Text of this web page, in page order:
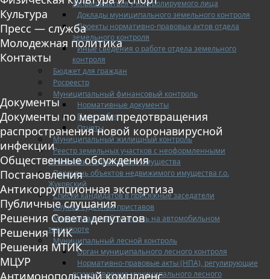
запрашиваться у контролируемого лица
Доклады муниципального земельного контроля
Проекты нормативно-правовых актов отдела
земельного контроля
Иные сведения о работе отдела земельного
контроля
Бюджет для граждан
Росреестр
Муниципальный финансовый контроль
Нормативные документы
План работ
Отчеты
Муниципальный жилищный контроль
Реестр земельных участков с неоформленными
объектами недвижимого имущества
Перечень объектов недвижимого имущества г.о.
Жуковский
Списки кандидатов в присяжные заседатели
Служба судебных приставов
Муниципальный контроль на автомобильном
транспорте
Муниципальный лесной контроль
Орган муниципального лесного контроля
Нормативно-правовые акты (НПА), регулирующие
осуществление муниципального лесного
Культура
Пресс — служба
Молодежная политика
Контакты
Документы
Документы по мерам предотвращения
распространения новой коронавирусной
инфекции
Общественные обсуждения
Постановления
Антикоррупционная экспертиза
Публичные слушания
Решения Совета депутатов
Решения ТИК
Решения МТИК
МЦУР
Антимонопольный комплаенс